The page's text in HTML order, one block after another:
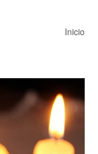
Inicio